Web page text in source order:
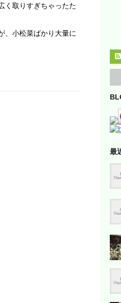
く取りすぎちゃったた
、小松菜ばかり大量に
最